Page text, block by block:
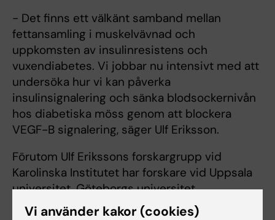
- Det finns ett välkänt samband mellan
fettansamling i muskelvävnad och
uppkomsten av insulinresistens och
vuxendiabetes. Vi jobbar nu intensivt med att
undersöka hur vi kan påverka
insulinsignalering och sänka blodsockernivån
hos diabetiska möss genom att blockera
VEGF-B signalering, säger Ulf Eriksson.
Förutom Ulf Erikssons forskargrupp vid
Karolinska Institutet har forskare vid Uppsala
universitet, Göteborgs universitet,
Sahlgrenska Universitetssjukhuset, Karolinska
Vi använder kakor (cookies)